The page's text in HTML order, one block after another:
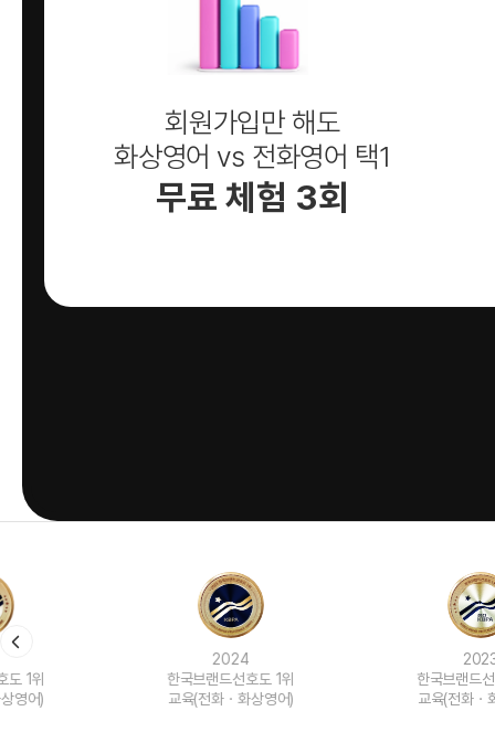
회원가입만 해도
화상영어 vs 전화영어 택1
무료 체험 3회
한국브랜드선호도 1위
교육(전화ㆍ화상영어)
한국브랜드선호도 1위
교육(전화ㆍ화상영어)